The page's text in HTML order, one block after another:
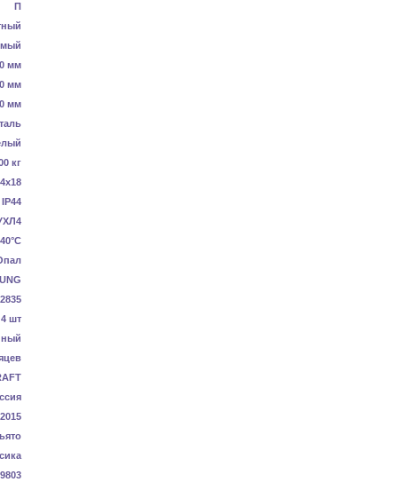
П
мм
мм
мм
кг
IP44
2835
4 шт